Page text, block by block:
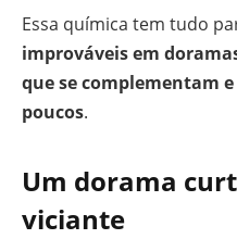
Essa química tem tudo
improváveis em
que se complementam
poucos.
Um dorama
viciante